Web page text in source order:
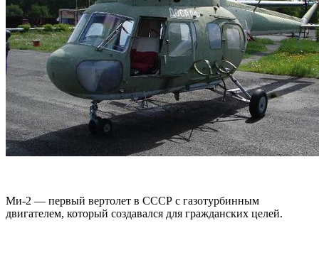
Ми-2 — первый вертолет в СССР с газотурбинным
двигателем, который создавался для гражданских целей.